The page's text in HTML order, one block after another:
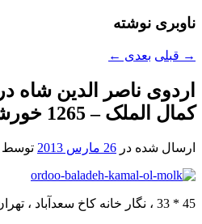
ناوبری نوشته
→ قبلی بعدی ←
اردوی ناصر الدین شاه
کمال الملک – 1265 خورشیدی
ارسال شده در 26 مارس 2013 توسط
45 * 33 ، نگار خانه کاخ سعدآباد ، تهران